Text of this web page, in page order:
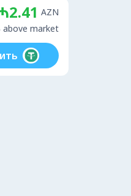
AZN
above market